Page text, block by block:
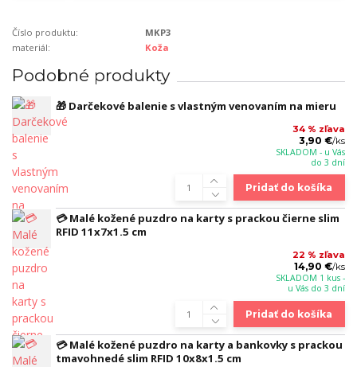
Číslo produktu:
MKP3
materiál:
Koža
Podobné produkty
🎁 Darčekové balenie s vlastným venovaním na mieru
34 % zľava
3,90 €/ks
SKLADOM - u Vás
do 3 dní
Pridať do košíka
💳 Malé kožené puzdro na karty s prackou čierne slim
RFID 11x7x1.5 cm
22 % zľava
14,90 €/ks
SKLADOM 1 kus -
u Vás do 3 dní
Pridať do košíka
💳 Malé kožené puzdro na karty a bankovky s prackou
tmavohnedé slim RFID 10x8x1.5 cm